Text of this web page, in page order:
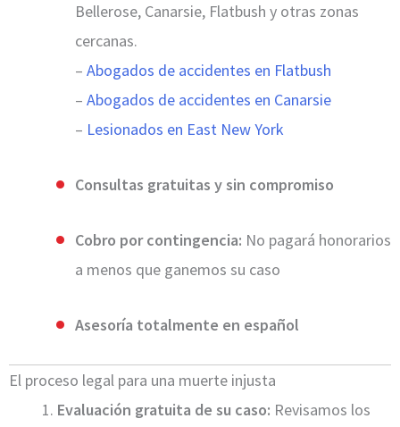
Bellerose, Canarsie, Flatbush y otras zonas
cercanas.
– Abogados de accidentes en Flatbush
– Abogados de accidentes en Canarsie
– Lesionados en East New York
Consultas gratuitas y sin compromiso
Cobro por contingencia: No pagará honorarios
a menos que ganemos su caso
Asesoría totalmente en español
El proceso legal para una muerte injusta
Evaluación gratuita de su caso: Revisamos los